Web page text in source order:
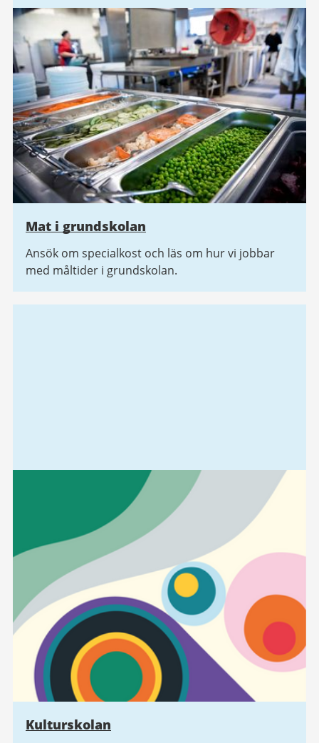
Mat i grundskolan
Ansök om specialkost och läs om hur vi jobbar
med måltider i grundskolan.
Kulturskolan